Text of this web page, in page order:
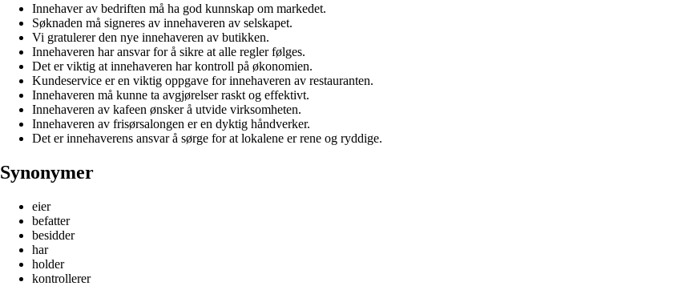
Innehaver av bedriften må ha god kunnskap om markedet.
Søknaden må signeres av innehaveren av selskapet.
Vi gratulerer den nye innehaveren av butikken.
Innehaveren har ansvar for å sikre at alle regler følges.
Det er viktig at innehaveren har kontroll på økonomien.
Kundeservice er en viktig oppgave for innehaveren av restauranten.
Innehaveren må kunne ta avgjørelser raskt og effektivt.
Innehaveren av kafeen ønsker å utvide virksomheten.
Innehaveren av frisørsalongen er en dyktig håndverker.
Det er innehaverens ansvar å sørge for at lokalene er rene og ryddige.
Synonymer
eier
befatter
besidder
har
holder
kontrollerer